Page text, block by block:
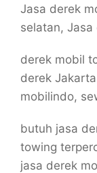
Jasa derek
selatan,
derek mobil
derek
mobilindo,
butuh jasa
towing
jasa derek